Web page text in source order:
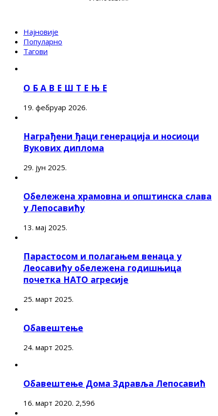
Најновије
Популарно
Тагови
О Б А В Е Ш Т Е Њ Е
19. фебруар 2026.
Награђени ђаци генерација и носиоци
Вукових диплома
29. јун 2025.
Обележена храмовна и општинска слава
у Лепосавићу
13. мај 2025.
Парастосом и полагањем венаца у
Леосавићу обележена годишњица
почетка НАТО агресије
25. март 2025.
Обавештење
24. март 2025.
Обавештење Дома Здравља Лепосавић
16. март 2020. 2,596